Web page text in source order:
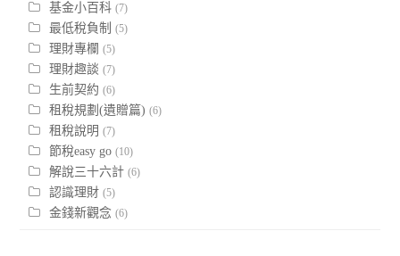
基金小百科 (7)
最低稅負制 (5)
理財專欄 (5)
理財趣談 (7)
生前契約 (6)
租稅規劃(遺贈篇) (6)
租稅說明 (7)
節稅easy go (10)
解說三十六計 (6)
認識理財 (5)
金錢新觀念 (6)